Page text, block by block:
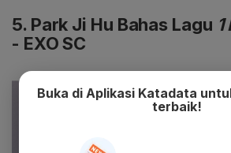
5. Park Ji Hu Bahas Lagu
- EXO SC
Buka di Aplikasi Katadata
terbaik!